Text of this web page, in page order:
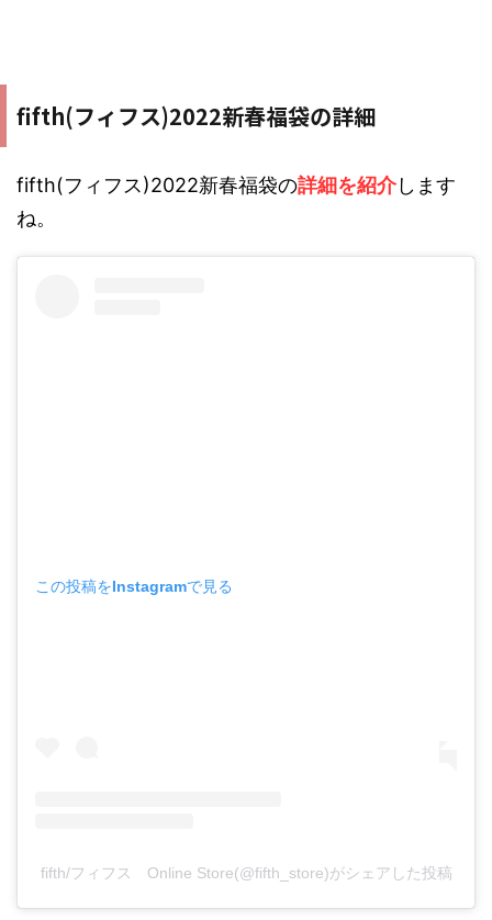
fifth(フィフス)2022新春福袋の詳細
fifth(フィフス)2022新春福袋の詳細を紹介します
ね。
この投稿をInstagramで見る
fifth/フィフス Online Store(@fifth_store)がシェアした投稿